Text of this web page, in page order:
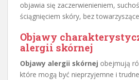
objawia się zaczerwienieniem,
ściągnięciem skóry, bez
Objawy
alergii skórnej
Objawy alergii skórnej obejmują
które mogą być nieprzyjemne i